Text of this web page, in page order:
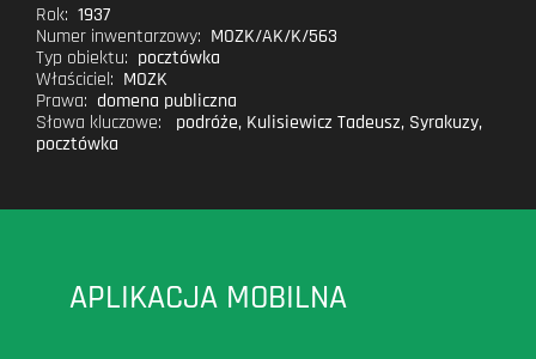
Rok: 1937
Numer inwentarzowy: MOZK/AK/K/563
Typ obiektu: pocztówka
Właściciel: MOZK
Prawa: domena publiczna
Słowa kluczowe:
podróże, Kulisiewicz Tadeusz, Syrakuzy,
pocztówka
APLIKACJA MOBILNA